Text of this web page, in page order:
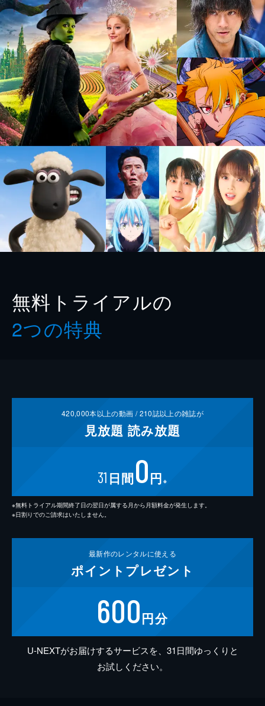
無料トライアルの
2つの特典
420,000本以上の動画 /210誌以上の雑誌が
見放題 読み放題
31 日間0円 ※
※無料トライアル期間終了日の翌日が属する月から月額料金が発生します。
※日割りでのご請求はいたしません。
最新作のレンタルに使える
ポイント プレゼント
600円分
U-NEXTがお届けするサービスを、31日間ゆっくりと
お試しください。